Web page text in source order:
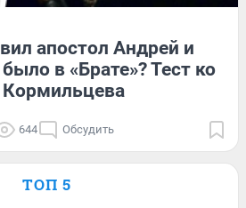
апостол Андрей и
в «Брате»? Тест ко
644 Обсудить
ТОП 5